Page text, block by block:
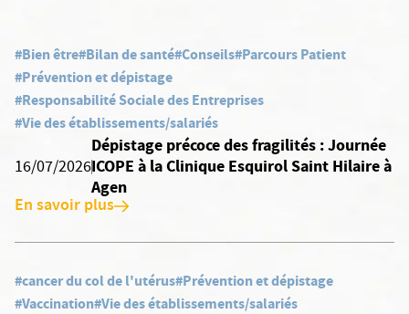
#Bien être#Bilan de santé#Conseils#Parcours Patient
#Prévention et dépistage
#Responsabilité Sociale des Entreprises
#Vie des établissements/salariés
16/07/2026
Dépistage précoce des fragilités : Journée
ICOPE à la Clinique Esquirol Saint Hilaire à
Agen
En savoir plus
#cancer du col de l'utérus#Prévention et dépistage
#Vaccination#Vie des établissements/salariés